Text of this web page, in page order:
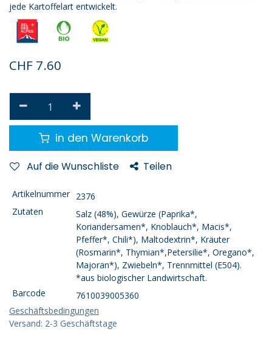
jede Kartoffelart entwickelt.
CHF 7.60
in den Warenkorb
Auf die Wunschliste Teilen
Artikelnummer 2376
Zutaten
Salz (48%), Gewürze (Paprika*,
Koriandersamen*, Knoblauch*, Macis*,
Pfeffer*, Chili*), Maltodextrin*, Kräuter
(Rosmarin*, Thymian*,Petersilie*, Oregano*,
Majoran*), Zwiebeln*, Trennmittel (E504).
*aus biologischer Landwirtschaft.
Barcode
7610039005360
Geschäftsbedingungen
Versand: 2-3 Geschäftstage